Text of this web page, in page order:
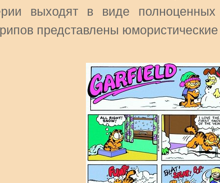
выходят в виде
представлены